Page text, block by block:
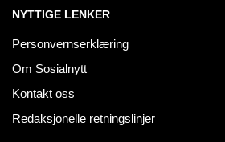
NYTTIGE LENKER
Personvernserklæring
Om Sosialnytt
Kontakt oss
Redaksjonelle retningslinjer